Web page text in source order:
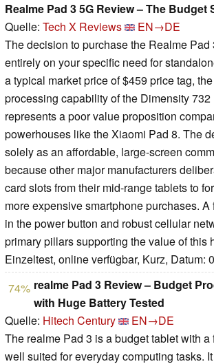
Realme Pad 3 5G Review – The Budget
Quelle: Tech X Reviews
EN→DE
The decision to purchase the Realme Pad
entirely on your specific need for
a typical market price of $459 price tag,
processing capability of the Dimensity
represents a poor value proposition
powerhouses like the Xiaomi Pad 8. The
solely as an affordable, large-screen
because other major manufacturers
card slots from their mid-range tablets to
more expensive smartphone purchases.
in the power button and robust cellular
primary pillars supporting the value of this
Einzeltest, online verfügbar, Kurz, Datum:
74% realme Pad 3 Review – Budget
with Huge Battery Tested
Quelle: Hitech Century
EN→DE
The realme Pad 3 is a budget tablet with a
well suited for everyday computing tasks.